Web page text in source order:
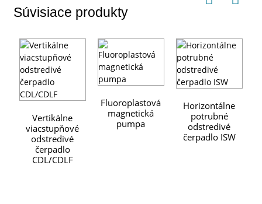
Súvisiace produkty
Vertikálne
viacstupňové
odstredivé
čerpadlo
CDL/CDLF
Fluoroplastová
magnetická
pumpa
Horizontálne
potrubné
odstredivé
čerpadlo ISW